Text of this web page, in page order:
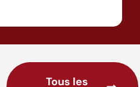
Tous les